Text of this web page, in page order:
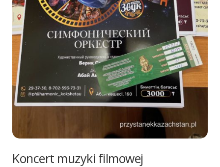
Koncert muzyki filmowej